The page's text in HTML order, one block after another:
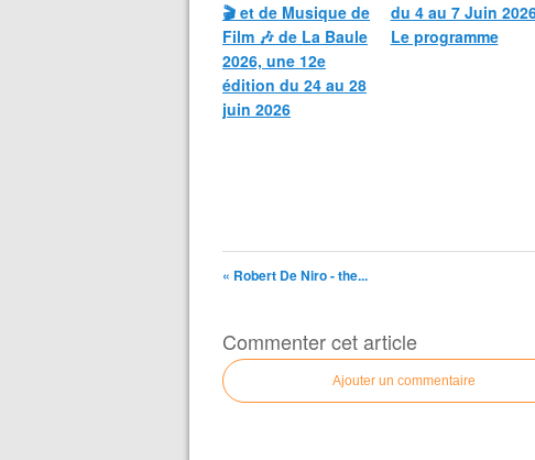
🎬 et de Musique de
Film 🎶 de La Baule
2026, une 12e
édition du 24 au 28
juin 2026
du 4 au 7 Juin
Le programme
« Robert De Niro - the...
Commenter cet article
Ajouter un commentaire